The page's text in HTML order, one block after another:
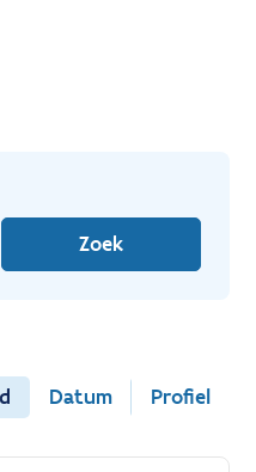
Zoek
Datum Profiel